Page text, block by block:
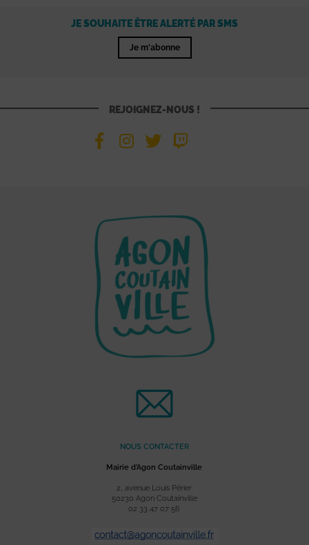
JE SOUHAITE ÊTRE ALERTÉ PAR SMS
Je m'abonne
REJOIGNEZ-NOUS !
NOUS CONTACTER
Mairie d’Agon Coutainville
2, avenue Louis Périer
50230 Agon Coutainville
02 33 47 07 56